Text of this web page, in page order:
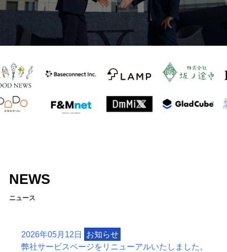
NEWS
ニュース
2026年05月12日
お知らせ
弊社サービスページをリニューアルいたしました。